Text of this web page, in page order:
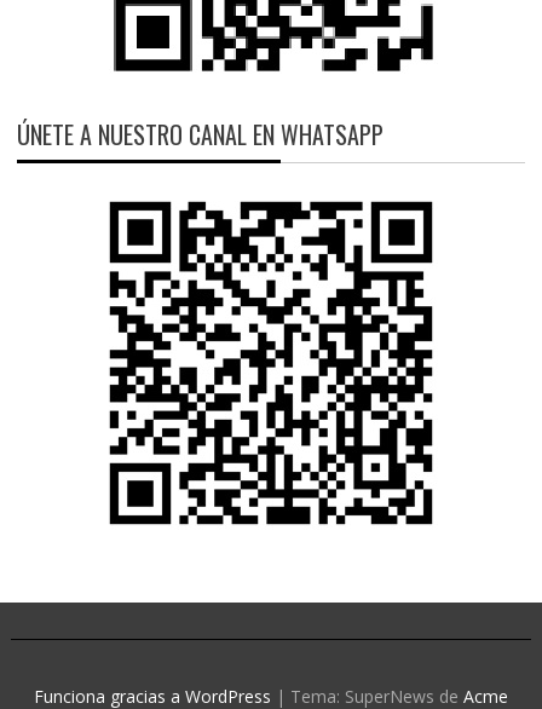
ÚNETE A NUESTRO CANAL EN WHATSAPP
Funciona gracias a WordPress | Tema: SuperNews de Acme